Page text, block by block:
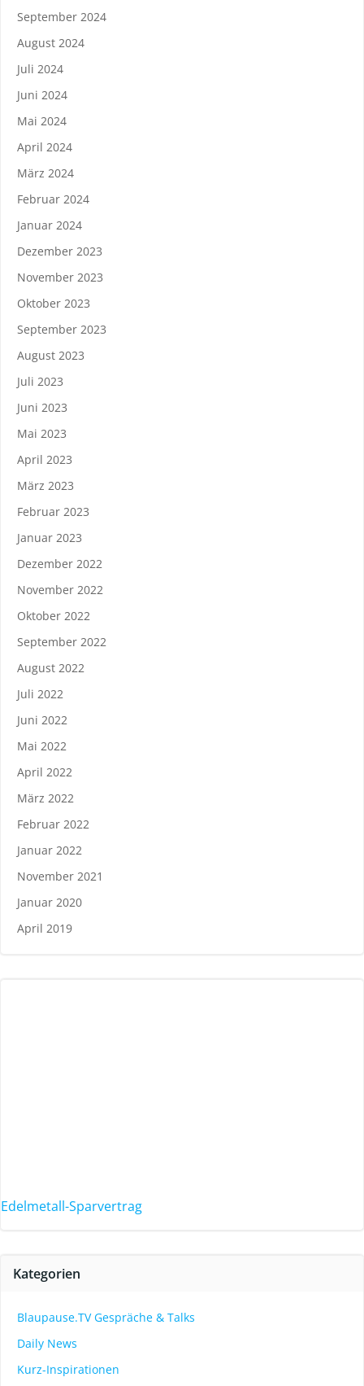
September 2024
August 2024
Juli 2024
Juni 2024
Mai 2024
April 2024
März 2024
Februar 2024
Januar 2024
Dezember 2023
November 2023
Oktober 2023
September 2023
August 2023
Juli 2023
Juni 2023
Mai 2023
April 2023
März 2023
Februar 2023
Januar 2023
Dezember 2022
November 2022
Oktober 2022
September 2022
August 2022
Juli 2022
Juni 2022
Mai 2022
April 2022
März 2022
Februar 2022
Januar 2022
November 2021
Januar 2020
April 2019
Edelmetall-Sparvertrag
Kategorien
Blaupause.TV Gespräche & Talks
Daily News
Kurz-Inspirationen